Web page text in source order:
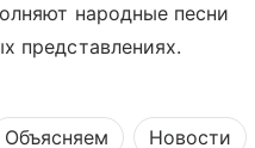
народные песни
представлениях.
Объясняем Новости